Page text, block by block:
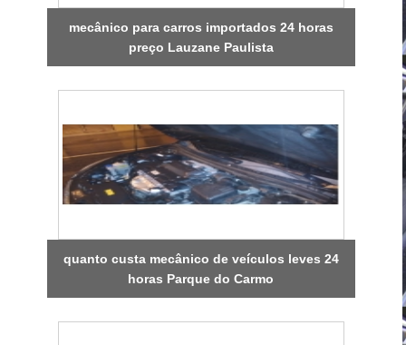
mecânico para carros importados 24 horas
preço Lauzane Paulista
quanto custa mecânico de veículos leves 24
horas Parque do Carmo